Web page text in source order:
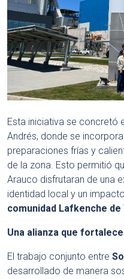
Esta iniciativa se concretó
Andrés, donde se
preparaciones frías y
de la zona. Esto permitió
Arauco disfrutaran de una
identidad local y un
comunidad Lafkenche de
Una alianza que
El trabajo conjunto entre
desarrollado de manera